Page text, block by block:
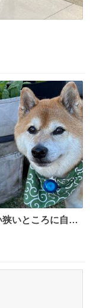
いところに自ら
ニングしてる飼
た♥️